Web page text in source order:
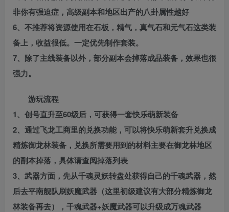
非你有强迫症，高级副本和地区出产的八卦属性越好
6、不推荐将资源使用在石板，精气，真气石和元气石这类装
备上，收益很低。一定优先制作套装。
7、除了主线装备以外，部分副本会掉落成品装备，效果也很
强力。
游玩流程
1、创号直升至60级后，可获得一套快乐萌新装备
2、通过飞龙工商里的兑换功能，可以将快乐萌新套升兑换成
精炼御龙林装备，兑换所需要用到的材料主要在御龙林地区
的副本掉落，具体请查阅掉落列表
3、武器方面，先从千魂灵妖转盘处获得自己的千魂武器，然
后去平南舰队刷妖魔武器（这里初级建议有大部分精炼御龙
林装备再去），千魂武器+妖魔武器可以升级成万魂武器